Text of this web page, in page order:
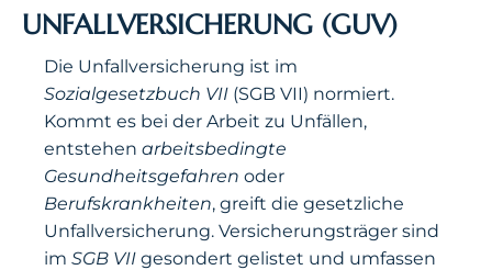
UNFALLVERSICHERUNG (GUV)
Die Unfallversicherung ist im
Sozialgesetzbuch VII (SGB VII) normiert.
Kommt es bei der Arbeit zu Unfällen,
entstehen arbeitsbedingte
Gesundheitsgefahren oder
Berufskrankheiten, greift die gesetzliche
Unfallversicherung. Versicherungsträger sind
im SGB VII gesondert gelistet und umfassen